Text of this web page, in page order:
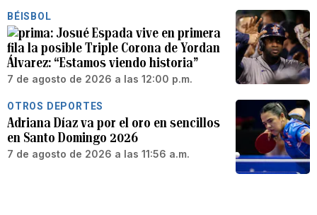
BÉISBOL
Josué Espada vive en primera
fila la posible Triple Corona de Yordan
Álvarez: “Estamos viendo historia”
7 de agosto de 2026 a las 12:00 p.m.
OTROS DEPORTES
Adriana Díaz va por el oro en sencillos
en Santo Domingo 2026
7 de agosto de 2026 a las 11:56 a.m.